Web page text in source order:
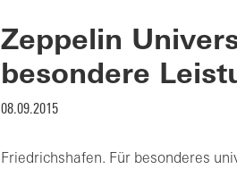
Zeppelin
besondere
08.09.2015
Friedrichshafen. Für besonderes